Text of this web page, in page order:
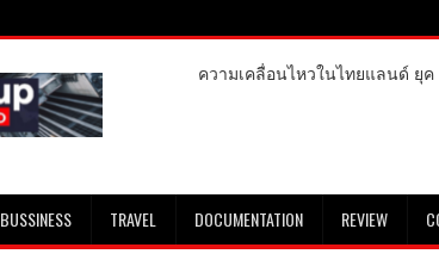
ความเคลื่อนไหวในไทยแลนด์ ยุค
BUSSINESS TRAVEL DOCUMENTATION REVIEW